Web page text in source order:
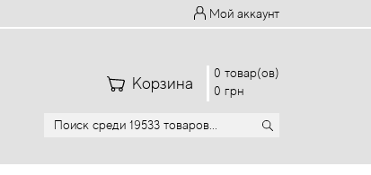
Мой аккаунт
Корзина
0 товар(ов)
0 грн